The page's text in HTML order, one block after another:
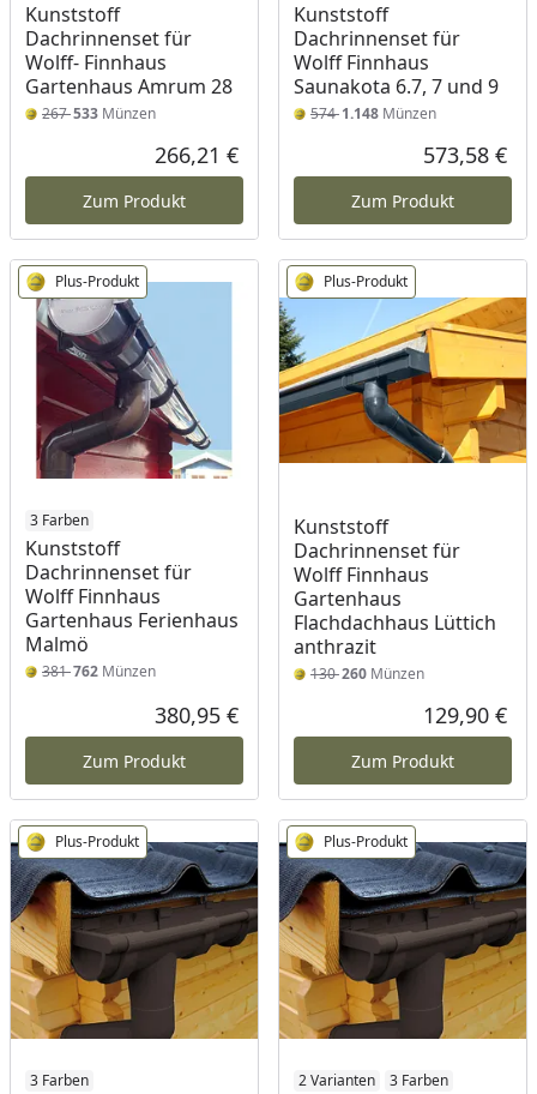
Kunststoff
Dachrinnenset für
Wolff- Finnhaus
Gartenhaus Amrum 28
267533 Münzen
Aktueller Preis
266,21 €
Zum Produkt
Kunststoff
Dachrinnenset für
Wolff Finnhaus
Saunakota 6.7, 7 und 9
5741.148Münzen
573,58 €
Zum Produkt
Plus-Produkt
3 Farben
Kunststoff
Dachrinnenset für
Wolff Finnhaus
Gartenhaus Ferienhaus
Malmö
381762 Münzen
Aktueller Preis
380,95 €
Zum Produkt
Plus-Produkt
Kunststoff
Dachrinnenset für
Wolff Finnhaus
Gartenhaus
Flachdachhaus Lüttich
anthrazit
130260Münzen
129,90 €
Zum Produkt
Plus-Produkt
3 Farben
Plus-Produkt
2 Varianten 3 Farben